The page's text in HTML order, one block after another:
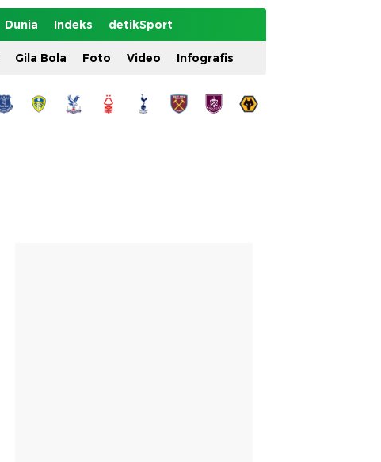
Dunia Indeks detikSport
Gila Bola Foto Video Infografis